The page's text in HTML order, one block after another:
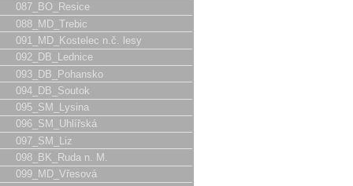
087_BO_Resice
088_MD_Trebic
091_MD_Kostelec n.č. lesy
092_DB_Lednice
093_DB_Pohansko
094_DB_Soutok
095_SM_Lysina
096_SM_Uhlířská
097_SM_Liz
098_BK_Ruda n. M.
099_MD_Vřesová